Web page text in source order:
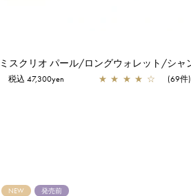
税込 47,300yen ★ ★ ★ ★ ☆ (69件)
NEW 発売前